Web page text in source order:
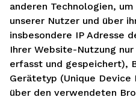
anderen Technologien,
unserer Nutzer und über
insbesondere IP Adresse
Ihrer Website-Nutzung
erfasst und gespeichert),
Gerätetyp (Unique
über den verwendeten